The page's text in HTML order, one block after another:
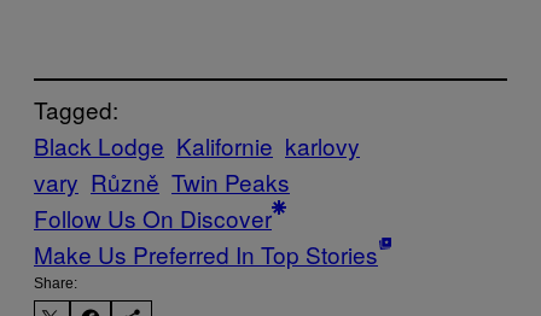
Tagged:
Black Lodge Kalifornie karlovy
vary Různě Twin Peaks
Follow Us On Discover
Make Us Preferred In Top Stories
Share: